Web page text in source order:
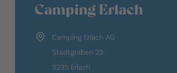
Camping Erlach
Camping Erlach AG
Stadtgraben 23
3235 Erlach